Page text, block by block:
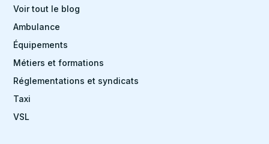
Voir tout le blog
Ambulance
Équipements
Métiers et formations
Réglementations et syndicats
Taxi
VSL